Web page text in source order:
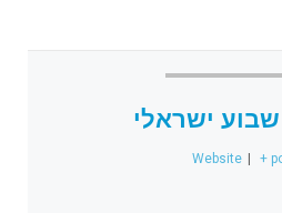
ישראלי
Website +